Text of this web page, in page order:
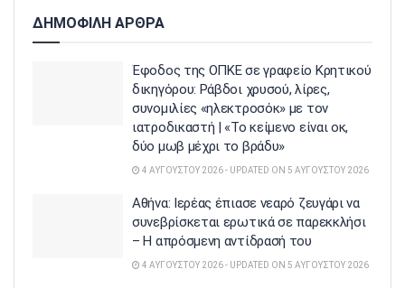
ΔΗΜΟΦΙΛΗ ΑΡΘΡΑ
Έφοδος της ΟΠΚΕ σε γραφείο Κρητικού
δικηγόρου: Ράβδοι χρυσού, λίρες,
συνομιλίες «ηλεκτροσόκ» με τον
ιατροδικαστή | «Το κείμενο είναι οκ,
δύο μωβ μέχρι το βράδυ»
4 ΑΥΓΟΎΣΤΟΥ 2026 - UPDATED ON 5 ΑΥΓΟΎΣΤΟΥ 2026
Αθήνα: Ιερέας έπιασε νεαρό ζευγάρι να
συνεβρίσκεται ερωτικά σε παρεκκλήσι
– Η απρόσμενη αντίδρασή του
4 ΑΥΓΟΎΣΤΟΥ 2026 - UPDATED ON 5 ΑΥΓΟΎΣΤΟΥ 2026